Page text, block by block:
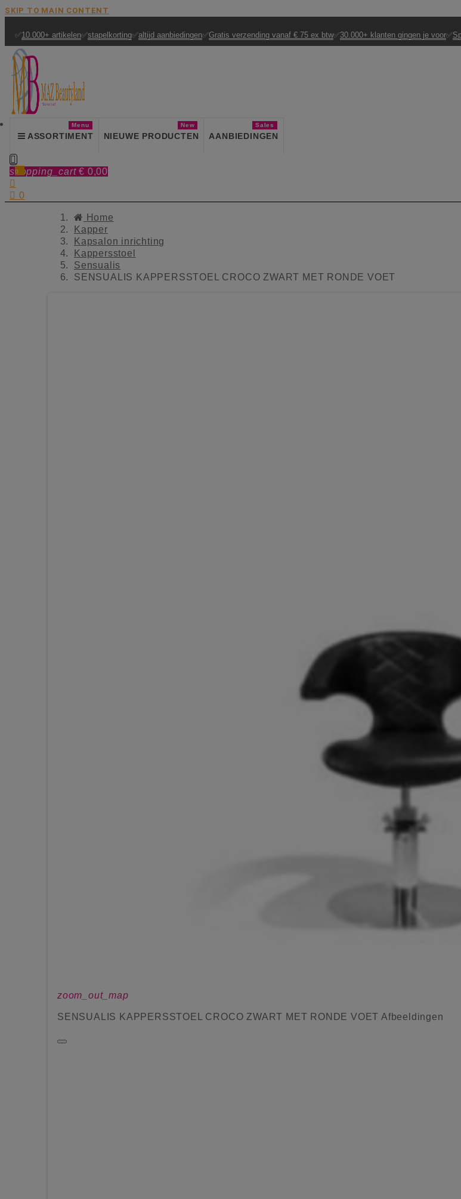
SKIP TO MAIN CONTENT
✅10.000+ artikelen✅stapelkorting✅altijd aanbiedingen✅Gratis verzending vanaf € 75 ex btw✅30.000+ klanten gingen je voor✅
ASSORTIMENT
Menu
NIEUWE PRODUCTEN
New
AANBIEDINGEN
Sales

shopping_cart € 0,00
0

 0
Home
Kapper
Kapsalon inrichting
Kappersstoel
Sensualis
SENSUALIS KAPPERSSTOEL CROCO ZWART MET RONDE VOET
zoom_out_map
SENSUALIS KAPPERSSTOEL CROCO ZWART MET RONDE VOET Afbeeldingen